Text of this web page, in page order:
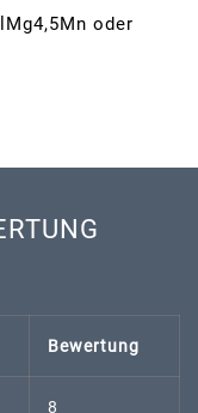
oder
Bewertung
8